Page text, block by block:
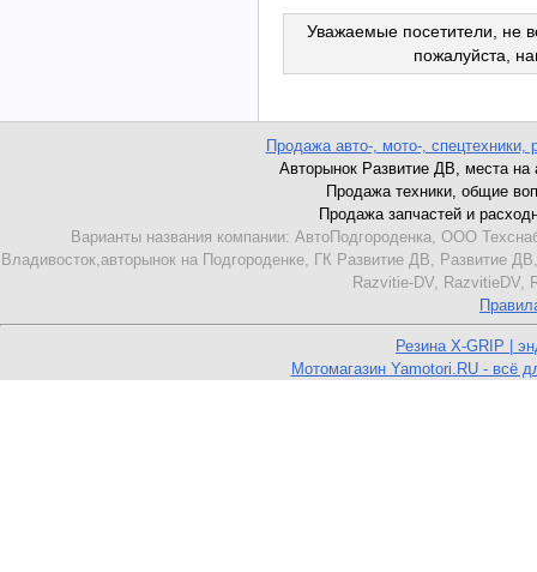
Уважаемые посетители, не
пожалуйста,
Продажа авто-, мото-, спецтехники,
Авторынок Развитие ДВ, места на
Продажа техники, общие
Продажа запчастей и
Варианты названия компании: АвтоПодгороденка, ООО
Владивосток,авторынок на Подгороденке, ГК Развитие ДВ,
Razvitie-DV, RazvitieDV,
Резина X-GRIP |
Мотомагазин Yamotori.RU - всё